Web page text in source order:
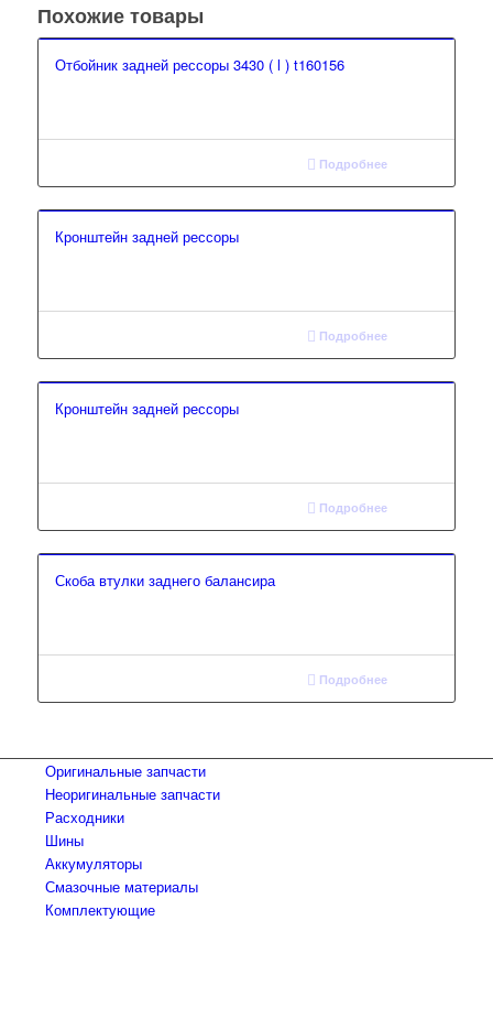
Похожие товары
Отбойник задней рессоры 3430 ( l ) t160156
Подробнее
Кронштейн задней рессоры
Подробнее
Кронштейн задней рессоры
Подробнее
Скоба втулки заднего балансира
Подробнее
Оригинальные запчасти
Неоригинальные запчасти
Расходники
Шины
Аккумуляторы
Смазочные материалы
Комплектующие